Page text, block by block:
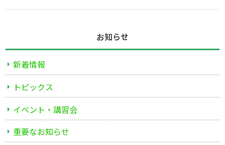
お知らせ
新着情報
トピックス
イベント・講習会
重要なお知らせ